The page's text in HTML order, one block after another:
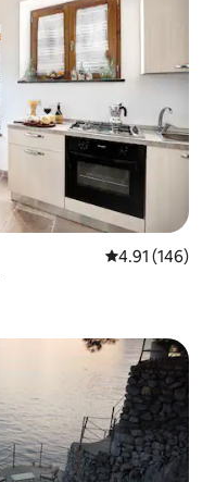
औसत रेटिंग 5 में से
4.91 (146)